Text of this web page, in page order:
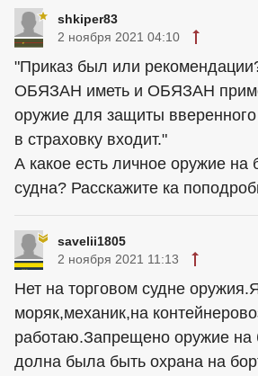
shkiper83
2 ноября 2021 04:10
"Приказ был или
ОБЯЗАН иметь и ОБЯЗАН
оружие для защиты
в страховку входит."
А какое есть личное оружие на
судна? Расскажите ка
savelii1805
2 ноября 2021 11:13
Нет на торговом судне
моряк,механик,на
работаю.Запрещено оружие на
долна была быть охрана на